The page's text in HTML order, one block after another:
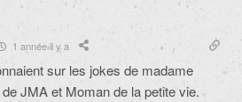
1 année il y a
sur les jokes de madame
JMA et Moman de la petite vie.